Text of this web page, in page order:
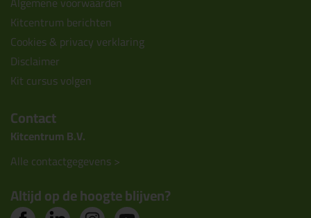
Kitcentrum berichten
Cookies & privacy verklaring
Disclaimer
Kit cursus volgen
Contact
Kitcentrum B.V.
Alle contactgegevens >
Altijd op de hoogte blijven?